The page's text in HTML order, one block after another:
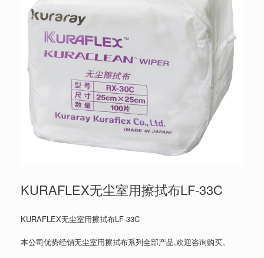
KURAFLEX无尘室用擦拭布LF-33C
KURAFLEX无尘室用擦拭布LF-33C
本公司优势经销无尘室用擦拭布系列全部产品,欢迎咨询购买。